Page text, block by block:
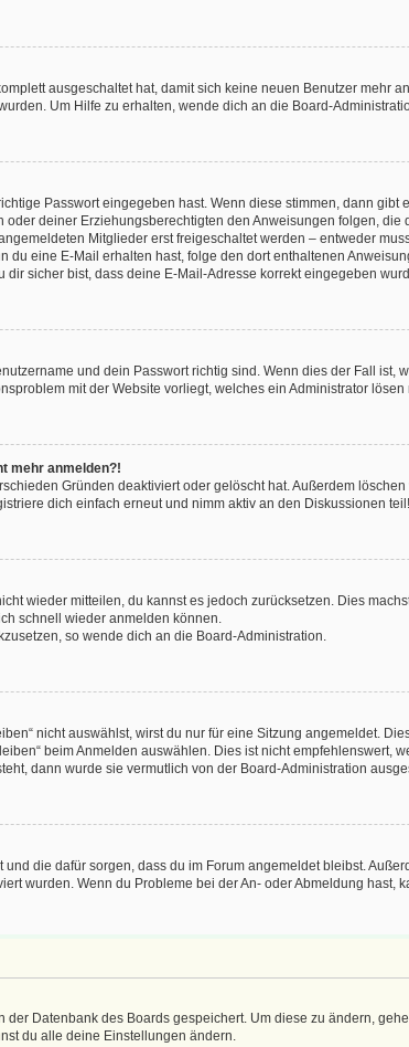
ausgeschaltet hat, damit sich keine neuen Benutzer mehr
Um Hilfe zu erhalten, wende dich an die Board-
Passwort eingegeben hast. Wenn diese stimmen, dann gibt
deiner Erziehungsberechtigten den Anweisungen folgen,
Mitglieder erst freigeschaltet werden – entweder
du eine E-Mail erhalten hast, folge den dort enthaltenen
sicher bist, dass deine E-Mail-Adresse korrekt eingegeben
und dein Passwort richtig sind. Wenn dies der Fall
mit der Website vorliegt, welches ein Administrator lösen
mehr anmelden?!
Gründen deaktiviert oder gelöscht hat. Außerdem
dich einfach erneut und nimm aktiv an den Diskussionen teil!
wieder mitteilen, du kannst es jedoch zurücksetzen. Dies
schnell wieder anmelden können.
so wende dich an die Board-Administration.
nicht auswählst, wirst du nur für eine Sitzung angemeldet.
beim Anmelden auswählen. Dies ist nicht empfehlenswert,
dann wurde sie vermutlich von der Board-Administration
und die dafür sorgen, dass du im Forum angemeldet bleibst.
wurden. Wenn du Probleme bei der An- oder Abmeldung hast,
Datenbank des Boards gespeichert. Um diese zu ändern,
du alle deine Einstellungen ändern.